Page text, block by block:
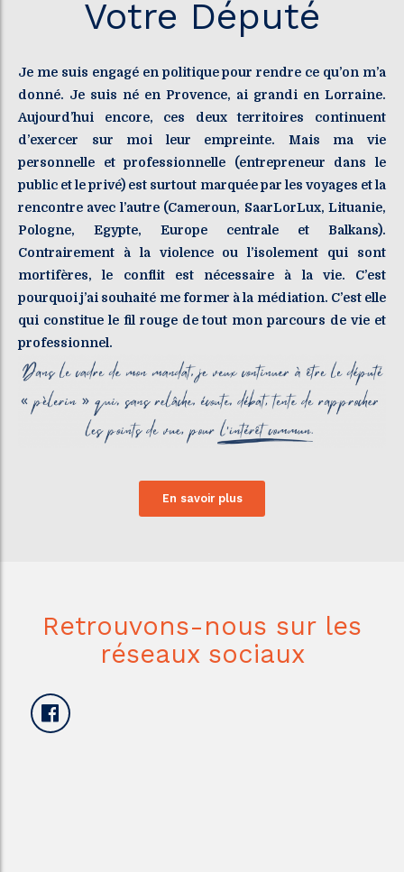
Votre Député
Je me suis engagé en politique pour rendre ce qu’on m’a
donné. Je suis né en Provence, ai grandi en Lorraine.
Aujourd’hui encore, ces deux territoires continuent
d’exercer sur moi leur empreinte. Mais ma vie
personnelle et professionnelle (entrepreneur dans le
public et le privé) est surtout marquée par les voyages et la
rencontre avec l’autre (Cameroun, SaarLorLux, Lituanie,
Pologne, Egypte, Europe centrale et Balkans).
Contrairement à la violence ou l’isolement qui sont
mortifères, le conflit est nécessaire à la vie. C’est
pourquoi j’ai souhaité me former à la médiation. C’est elle
qui constitue le fil rouge de tout mon parcours de vie et
professionnel.
En savoir plus
Retrouvons-nous sur les
réseaux sociaux